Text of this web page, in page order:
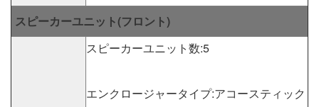
スピーカーユニット(フロント)
スピーカーユニット数:5
エンクロージャータイプ:アコースティック